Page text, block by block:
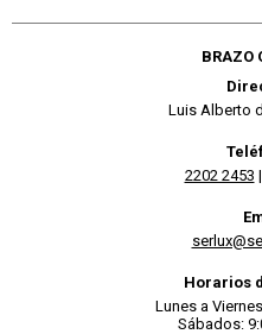
BRAZO
Luis Alberto
2202 2453 |
Horarios
Lunes a
Sábados: